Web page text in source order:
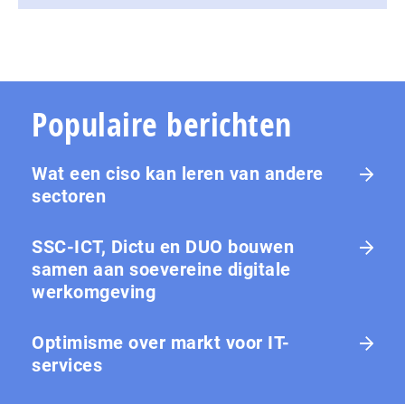
Populaire berichten
Wat een ciso kan leren van andere
sectoren
SSC-ICT, Dictu en DUO bouwen
samen aan soevereine digitale
werkomgeving
Optimisme over markt voor IT-
services